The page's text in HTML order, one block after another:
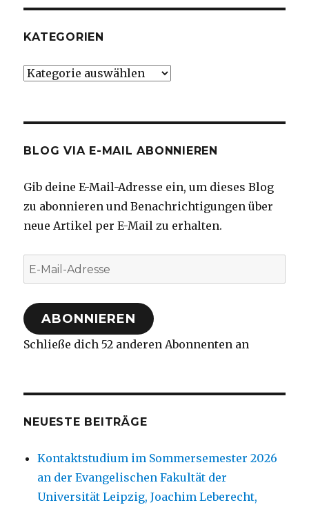
KATEGORIEN
Kategorien
BLOG VIA E-MAIL ABONNIEREN
Gib deine E-Mail-Adresse ein, um dieses Blog
zu abonnieren und Benachrichtigungen über
neue Artikel per E-Mail zu erhalten.
E-
Mail-
Adresse
ABONNIEREN
Schließe dich 52 anderen Abonnenten an
NEUESTE BEITRÄGE
Kontaktstudium im Sommersemester 2026
an der Evangelischen Fakultät der
Universität Leipzig, Joachim Leberecht,